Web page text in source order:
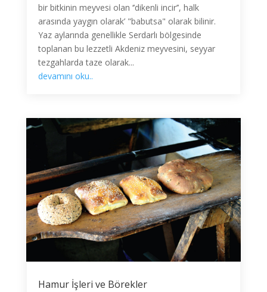
bir bitkinin meyvesi olan ‘’dikenli incir’’, halk
arasında yaygın olarak’ "babutsa" olarak bilinir.
Yaz aylarında genellikle Serdarlı bölgesinde
toplanan bu lezzetli Akdeniz meyvesini, seyyar
tezgahlarda taze olarak...
devamını oku..
Hamur İşleri ve Börekler